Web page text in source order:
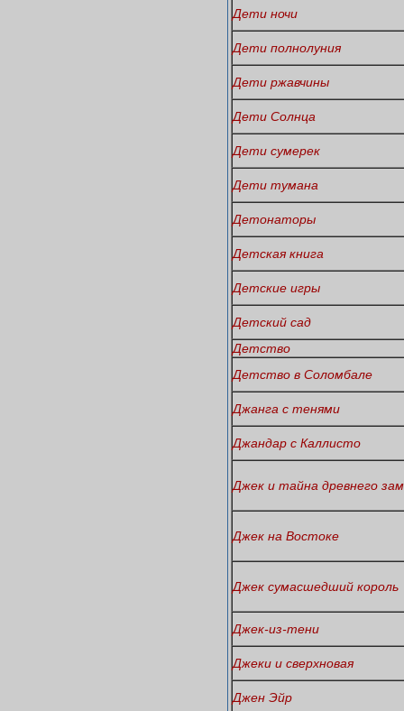
Дети ночи
Дети полнолуния
Дети ржавчины
Дети Солнца
Дети сумерек
Дети тумана
Детонаторы
Детская книга
Детские игры
Детский сад
Детство
Детство в Соломбале
Джанга с тенями
Джандар с Каллисто
Джек и тайна древнего
Джек на Востоке
Джек сумасшедший король
Джек-из-тени
Джеки и сверхновая
Джен Эйр